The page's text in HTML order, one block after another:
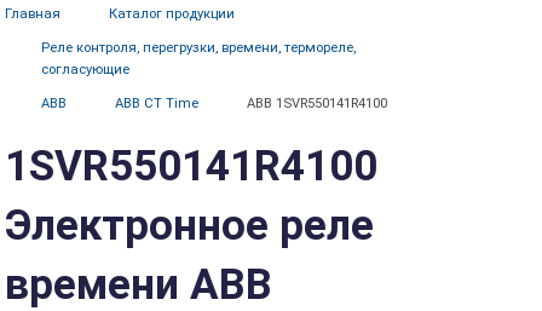
Главная Каталог продукции
Реле контроля, перегрузки, времени, термореле,
согласующие
ABB ABB CT Time ABB 1SVR550141R4100
1SVR550141R4100
Электроннoe реле
времени ABB